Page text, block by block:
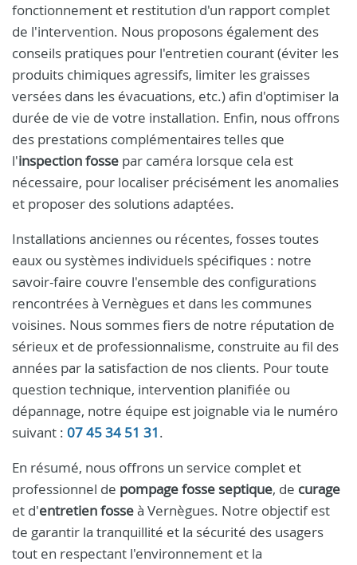
fonctionnement et restitution d'un rapport complet
de l'intervention. Nous proposons également des
conseils pratiques pour l'entretien courant (éviter les
produits chimiques agressifs, limiter les graisses
versées dans les évacuations, etc.) afin d'optimiser la
durée de vie de votre installation. Enfin, nous offrons
des prestations complémentaires telles que
l'inspection fosse par caméra lorsque cela est
nécessaire, pour localiser précisément les anomalies
et proposer des solutions adaptées.
Installations anciennes ou récentes, fosses toutes
eaux ou systèmes individuels spécifiques : notre
savoir-faire couvre l'ensemble des configurations
rencontrées à Vernègues et dans les communes
voisines. Nous sommes fiers de notre réputation de
sérieux et de professionnalisme, construite au fil des
années par la satisfaction de nos clients. Pour toute
question technique, intervention planifiée ou
dépannage, notre équipe est joignable via le numéro
suivant : 07 45 34 51 31.
En résumé, nous offrons un service complet et
professionnel de pompage fosse septique, de curage
et d'entretien fosseà Vernègues. Notre objectif est
de garantir la tranquillité et la sécurité des usagers
tout en respectant l'environnement et la